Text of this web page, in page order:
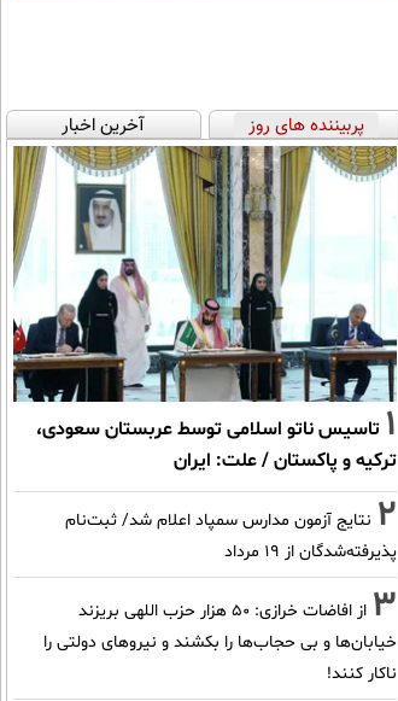
پربیننده های روز آخرین اخبار
1 تاسیس ناتو اسلامی توسط عربستان سعودی،
ترکیه و پاکستان / علت: ایران
2 نتایج آزمون مدارس سمپاد اعلام شد/ ثبت‌نام
پذیرفته‌شدگان از ۱۹ مرداد
3
از افاضات خرازی: ۵۰ هزار حزب اللهی بریزند
خیابان‌ها و بی حجاب‌ها را بکشند و نیرو‌های دولتی را
ناکار کنند!